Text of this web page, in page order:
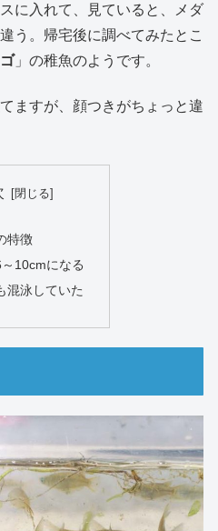
に入れて、見ていると、メダ
う。帰宅後に調べてみたとこ
」の稚魚のようです。
ますが、顔つきがちょっと違
特徴
10cmになる
混泳していた